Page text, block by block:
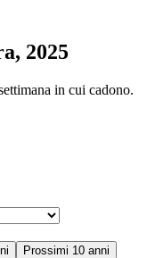
2025
in cui cadono.
Prossimi 10 anni